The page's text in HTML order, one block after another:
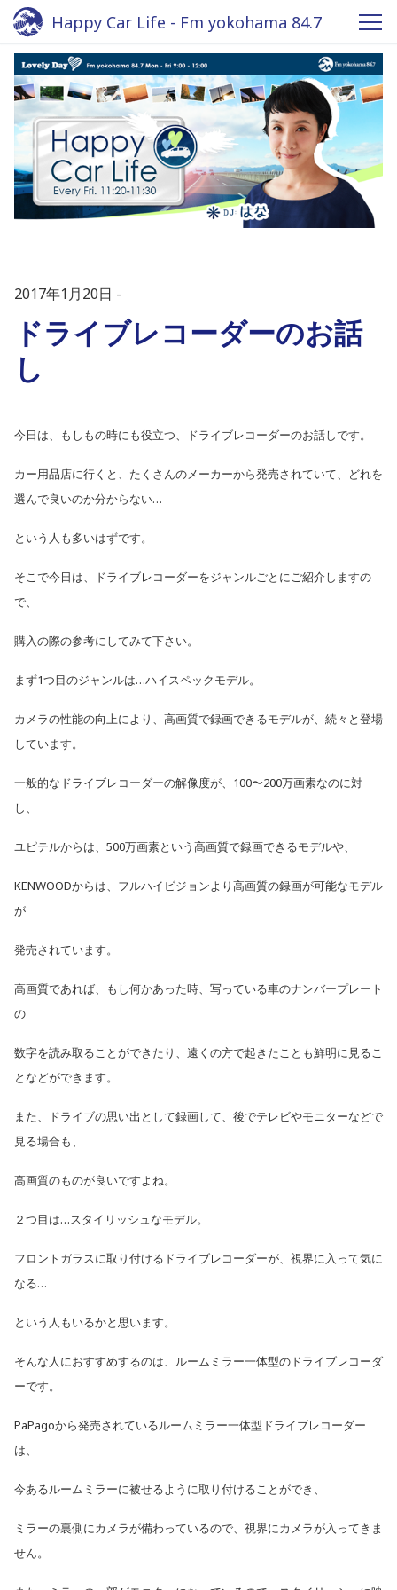
Happy Car Life - Fm yokohama 84.7
2017年1月20日
ドライブレコーダーのお話
し
今日は、もしもの時にも役立つ、ドライブレコーダーのお話しです。
カー用品店に行くと、 たくさんのメーカーから発売されていて、どれを
選んで良いのか分からない…
という人も多いはずです。
そこで今日は、ドライブレコーダーをジャンルごとにご紹介しますの
で、
購入の際の参考にしてみて下さい。
まず1つ目のジャンルは…ハイスペックモデル。
カメラの性能の向上により、高画質で録画できるモデルが、続々と登場
しています。
一般的なドライブレコーダーの解像度が、100〜200万画素なのに対
し、
ユピテルからは、500万画素という高画質で録画できるモデルや、
KENWOODからは、フルハイビジョンより高画質の録画が可能なモデル
が
発売されています。
高画質であれば、もし何かあった時、写っている車のナンバープレート
の
数字を読み取ることができたり、遠くの方で起きたことも鮮明に見るこ
となどができます。
また、ドライブの思い出として録画して、後でテレビやモニターなどで
見る場合も、
高画質のものが良いですよね。
２つ目は…スタイリッシュなモデル。
フロントガラスに取り付けるドライブレコーダーが、視界に入って気に
なる…
という人もいるかと思います。
そんな人におすすめするのは、ルームミラー一体型のドライブレコーダ
ーです。
PaPagoから発売されているルームミラー一体型ドライブレコーダー
は、
今あるルームミラーに被せるように取り付けることができ、
ミラーの裏側にカメラが備わっているので、視界にカメラが入ってきま
せん。